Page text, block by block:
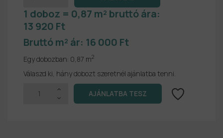
1 doboz = 0,87 m² bruttó ára:
13 920 Ft
Bruttó m² ár: 16 000 Ft
Egy dobozban: 0,87 m2
Válaszd ki, hány dobozt szeretnél ajánlatba tenni.